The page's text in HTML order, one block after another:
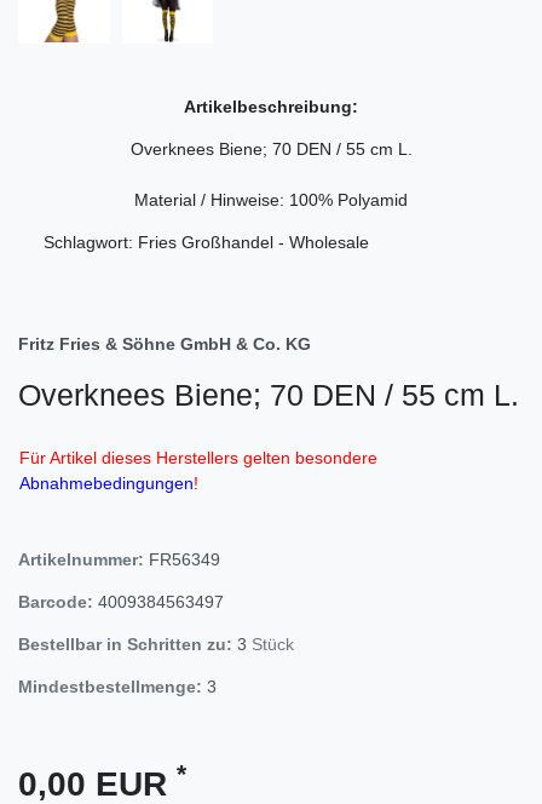
Artikelbeschreibung:
Overknees Biene; 70 DEN / 55 cm L.
Material / Hinweise: 100% Polyamid
Schlagwort: Fries Großhandel - Wholesale
Fritz Fries & Söhne GmbH & Co. KG
Overknees Biene; 70 DEN / 55 cm L.
Für Artikel dieses Herstellers gelten besondere
Abnahmebedingungen!
Artikelnummer: FR56349
Barcode: 4009384563497
Bestellbar in Schritten zu: 3 Stück
Mindestbestellmenge: 3
0,00 EUR *